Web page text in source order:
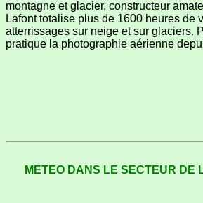
montagne et glacier, constructeur
Lafont totalise plus de 1600 heures de
atterrissages sur neige et sur glaciers.
pratique la photographie aérienne
METEO DANS LE SECTEUR DE